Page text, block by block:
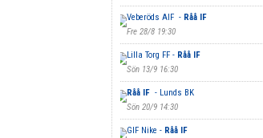
Veberöds AIF - Råå IF
Fre 28/8 19:30
Lilla Torg FF - Råå IF
Sön 13/9 16:30
Råå IF - Lunds BK
Sön 20/9 14:30
GIF Nike - Råå IF